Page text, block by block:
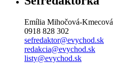
Emília Mihočová-Kmecová
0918 828 302
sefredaktor@evychod.sk
redakcia@evychod.sk
listy@evychod.sk